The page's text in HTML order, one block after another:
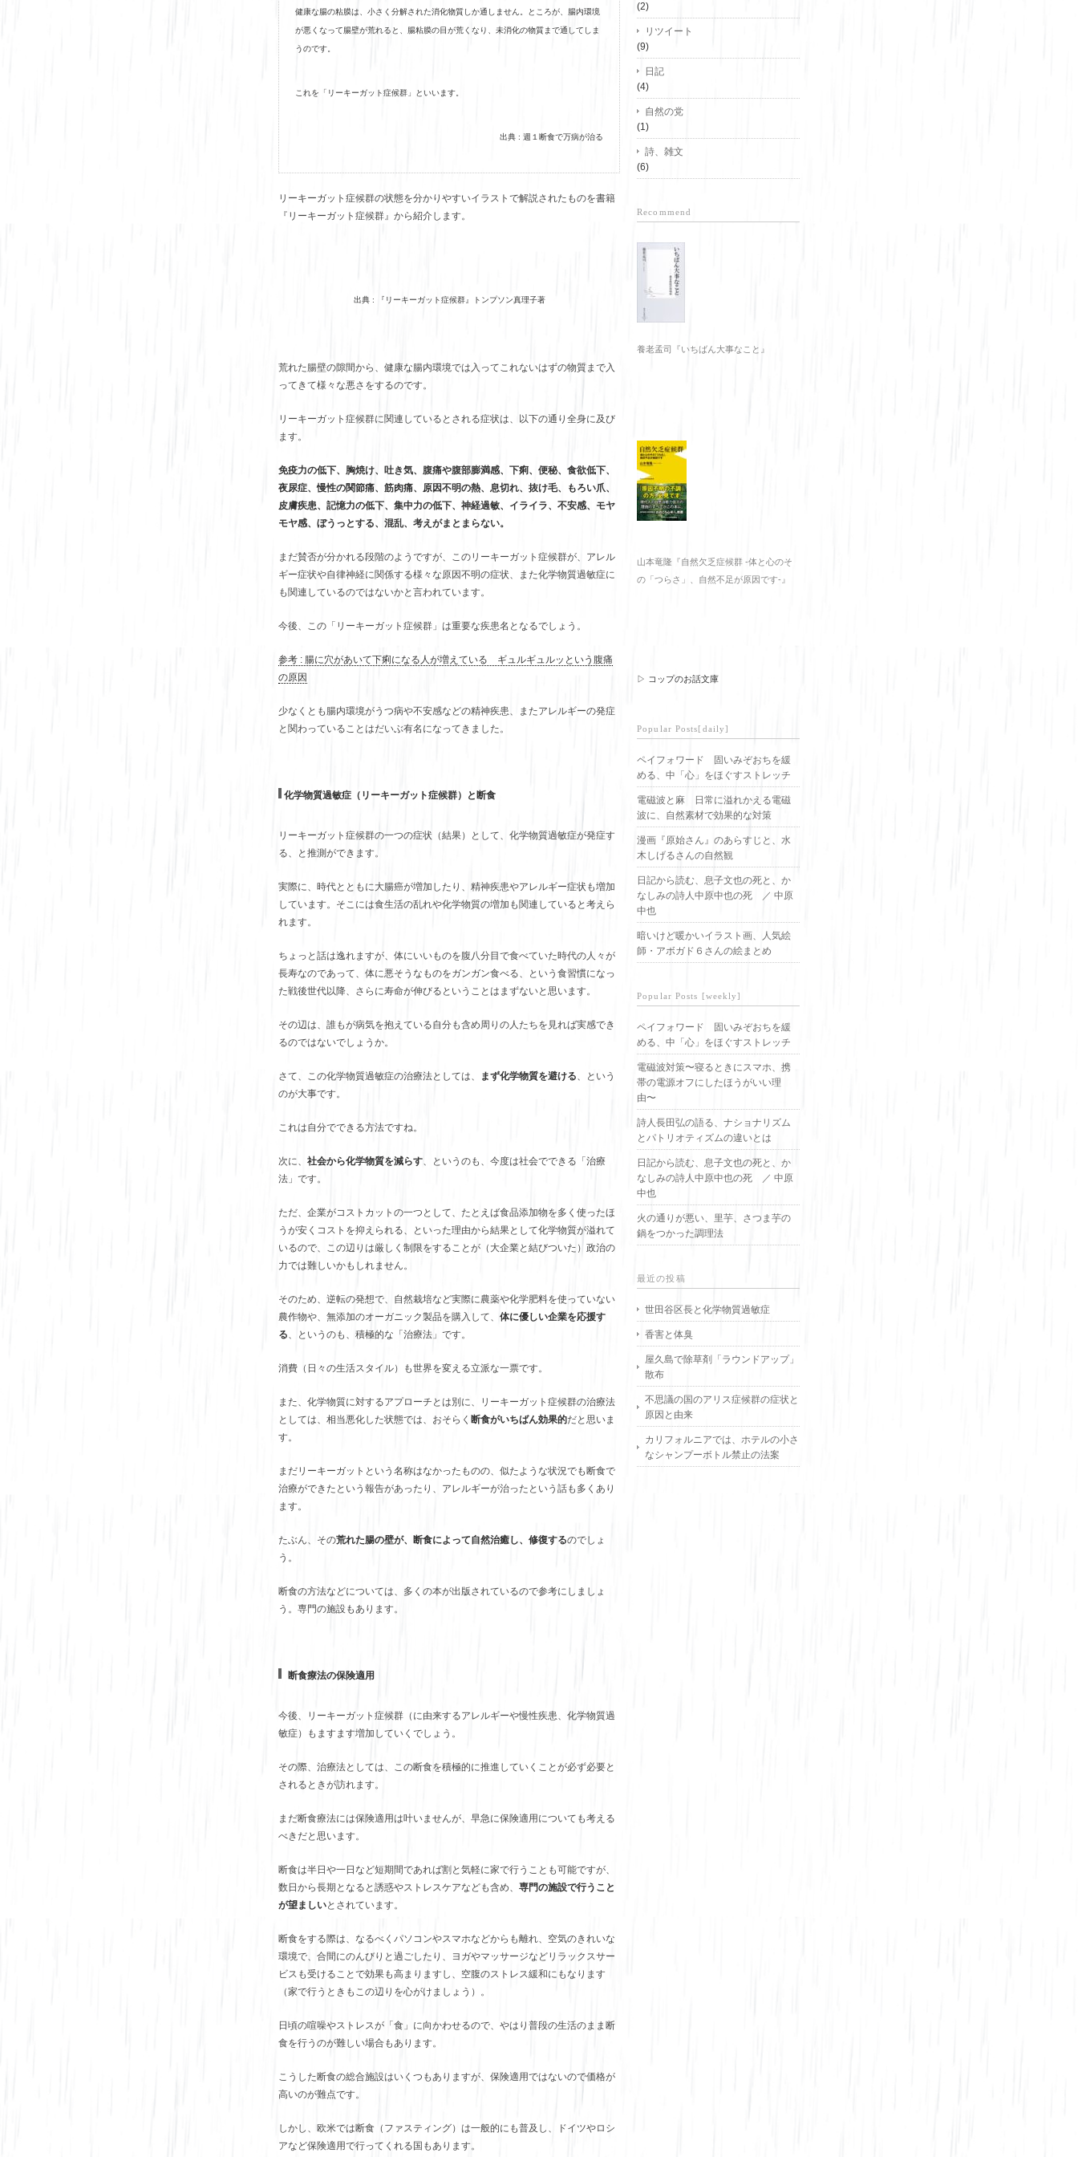
健康な腸の粘膜は、小さく分解された消化物質しか通しません。ところが、腸内環境
が悪くなって腸壁が荒れると、腸粘膜の目が荒くなり、未消化の物質まで通してしま
うのです。
これを「リーキーガット症候群」といいます。
出典 : 週１断食で万病が治る
リーキーガット症候群の状態を分かりやすいイラストで解説されたものを書籍
『リーキーガット症候群』から紹介します。
出典 : 『リーキーガット症候群』トンプソン真理子著
荒れた腸壁の隙間から、健康な腸内環境では入ってこれないはずの物質まで入
ってきて様々な悪さをするのです。
リーキーガット症候群に関連しているとされる症状は、以下の通り全身に及び
ます。
免疫力の低下、胸焼け、吐き気、腹痛や腹部膨満感、下痢、便秘、食欲低下、
夜尿症、慢性の関節痛、筋肉痛、原因不明の熱、息切れ、抜け毛、もろい爪、
皮膚疾患、記憶力の低下、集中力の低下、神経過敏、イライラ、不安感、モヤ
モヤ感、ぼうっとする、混乱、考えがまとまらない。
まだ賛否が分かれる段階のようですが、このリーキーガット症候群が、アレル
ギー症状や自律神経に関係する様々な原因不明の症状、また化学物質過敏症に
も関連しているのではないかと言われています。
今後、この「リーキーガット症候群」は重要な疾患名となるでしょう。
参考 : 腸に穴があいて下痢になる人が増えている ギュルギュルッという腹痛
の原因
少なくとも腸内環境がうつ病や不安感などの精神疾患、またアレルギーの発症
と関わっていることはだいぶ有名になってきました。
化学物質過敏症（リーキーガット症候群）と断食
リーキーガット症候群の一つの症状（結果）として、化学物質過敏症が発症す
る、と推測ができます。
実際に、時代とともに大腸癌が増加したり、精神疾患やアレルギー症状も増加
しています。そこには食生活の乱れや化学物質の増加も関連していると考えら
れます。
ちょっと話は逸れますが、体にいいものを腹八分目で食べていた時代の人々が
長寿なのであって、体に悪そうなものをガンガン食べる、という食習慣になっ
た戦後世代以降、さらに寿命が伸びるということはまずないと思います。
その辺は、誰もが病気を抱えている自分も含め周りの人たちを見れば実感でき
るのではないでしょうか。
さて、この化学物質過敏症の治療法としては、 まず化学物質を避ける 、という
のが大事です。
これは自分でできる方法ですね。
次に、 社会から化学物質を減らす 、というのも、今度は社会でできる「治療
法」です。
ただ、企業がコストカットの一つとして、たとえば食品添加物を多く使ったほ
うが安くコストを抑えられる、といった理由から結果として化学物質が溢れて
いるので、この辺りは厳しく制限をすることが（大企業と結びついた）政治の
力では難しいかもしれません。
そのため、逆転の発想で、自然栽培など実際に農薬や化学肥料を使っていない
農作物や、無添加のオーガニック製品を購入して、 体に優しい企業を応援す
る 、というのも、積極的な「治療法」です。
消費（日々の生活スタイル）も世界を変える立派な一票です。
また、化学物質に対するアプローチとは別に、リーキーガット症候群の治療法
としては、相当悪化した状態では、おそらく 断食がいちばん効果的だと思いま
す。
まだリーキーガットという名称はなかったものの、似たような状況でも断食で
治療ができたという報告があったり、アレルギーが治ったという話も多くあり
ます。
たぶん、その荒れた腸の壁が、断食によって自然治癒し、修復するのでしょ
う。
断食の方法などについては、多くの本が出版されているので参考にしましょ
う。専門の施設もあります。
断食療法の保険適用
今後、リーキーガット症候群（に由来するアレルギーや慢性疾患、化学物質過
敏症）もますます増加していくでしょう。
その際、治療法としては、この断食を積極的に推進していくことが必ず必要と
されるときが訪れます。
まだ断食療法には保険適用は叶いませんが、早急に保険適用についても考える
べきだと思います。
断食は半日や一日など短期間であれば割と気軽に家で行うことも可能ですが、
数日から長期となると誘惑やストレスケアなども含め、 専門の施設で行うこと
が望ましいとされています。
断食をする際は、なるべくパソコンやスマホなどからも離れ、空気のきれいな
環境で、合間にのんびりと過ごしたり、ヨガやマッサージなどリラックスサー
ビスも受けることで効果も高まりますし、空腹のストレス緩和にもなります
（家で行うときもこの辺りを心がけましょう）。
日頃の喧噪やストレスが「食」に向かわせるので、やはり普段の生活のまま断
食を行うのが難しい場合もあります。
こうした断食の総合施設はいくつもありますが、保険適用ではないので価格が
高いのが難点です。
しかし、欧米では断食（ファスティング）は一般的にも普及し、ドイツやロシ
アなど保険適用で行ってくれる国もあります。
(2)
リツイート
(9)
日記
(4)
自然の党
(1)
詩、雑文
(6)
Recommend
養老孟司『いちばん大事なこと』
山本竜隆『自然欠乏症候群 -体と心のそ
の「つらさ」、自然不足が原因です-』
▷ コップのお話文庫
Popular Posts[daily]
ペイフォワード 固いみぞおちを緩
める、中「心」をほぐすストレッチ
電磁波と麻 日常に溢れかえる電磁
波に、自然素材で効果的な対策
漫画『原始さん』のあらすじと、水
木しげるさんの自然観
日記から読む、息子文也の死と、か
なしみの詩人中原中也の死 ／ 中原
中也
暗いけど暖かいイラスト画、人気絵
師・アボガド６さんの絵まとめ
Popular Posts [weekly]
ペイフォワード 固いみぞおちを緩
める、中「心」をほぐすストレッチ
電磁波対策〜寝るときにスマホ、携
帯の電源オフにしたほうがいい理
由〜
詩人長田弘の語る、ナショナリズム
とパトリオティズムの違いとは
日記から読む、息子文也の死と、か
なしみの詩人中原中也の死 ／ 中原
中也
火の通りが悪い、里芋、さつま芋の
鍋をつかった調理法
最近の投稿
世田谷区長と化学物質過敏症
香害と体臭
屋久島で除草剤「ラウンドアップ」
散布
不思議の国のアリス症候群の症状と
原因と由来
カリフォルニアでは、ホテルの小さ
なシャンプーボトル禁止の法案